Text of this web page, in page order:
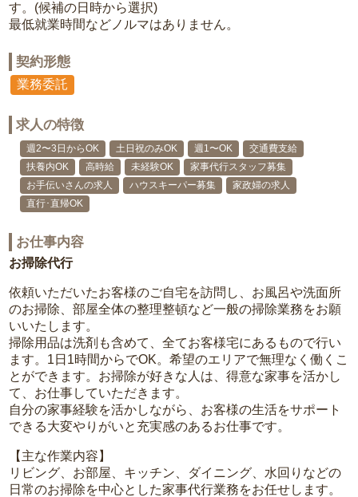
す。(候補の日時から選択)
最低就業時間などノルマはありません。
契約形態
業務委託
求人の特徴
週2〜3日からOK 土日祝のみOK 週1〜OK
交通費支給
扶養内OK
高時給 未経験OK
家事代行スタッフ募集
お手伝いさんの求人
ハウスキーパー募集
家政婦の求人
直行･直帰OK
お仕事内容
お掃除代行
依頼いただいたお客様のご自宅を訪問し、お風呂や洗面所
のお掃除、部屋全体の整理整頓など一般の掃除業務をお願
いいたします。
掃除用品は洗剤も含めて、全てお客様宅にあるもので行い
ます。1日1時間からでOK。希望のエリアで無理なく働くこ
とができます。お掃除が好きな人は、得意な家事を活かし
て、お仕事していただきます。
自分の家事経験を活かしながら、お客様の生活をサポート
できる大変やりがいと充実感のあるお仕事です。
【主な作業内容】
リビング、お部屋、キッチン、ダイニング、水回りなどの
日常のお掃除を中心とした家事代行業務をお任せします。